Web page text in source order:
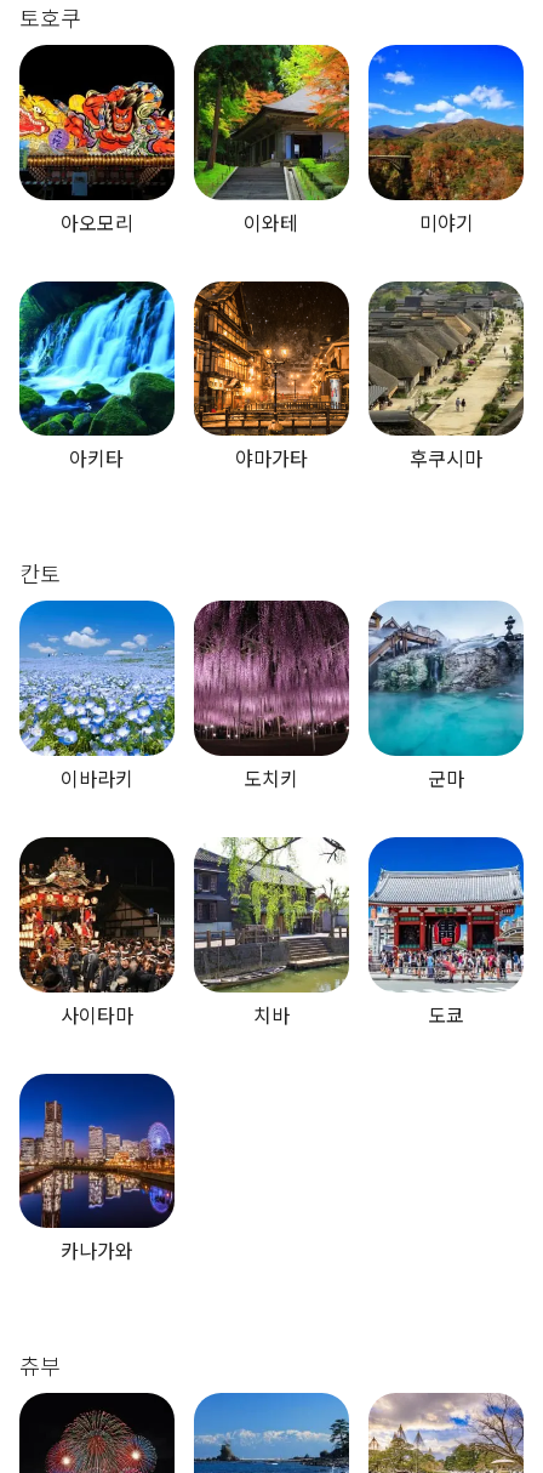
토호쿠
아오모리 이와테 미야기
아키타 야마가타 후쿠시마
칸토
이바라키 도치키 군마
사이타마 치바 도쿄
카나가와
츄부